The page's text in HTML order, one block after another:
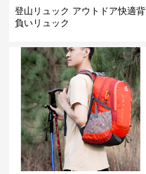
登山リュック アウトドア快適背
負いリュック